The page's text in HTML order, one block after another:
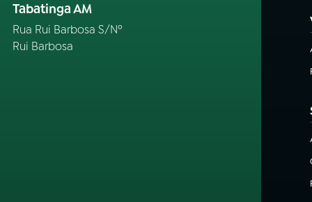
Tabatinga AM
Rua Rui Barbosa S/Nº
Rui Barbosa